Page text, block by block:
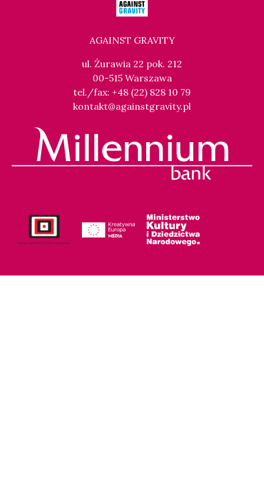
AGAINST GRAVITY
ul. Żurawia 22 pok. 212
00-515 Warszawa
tel./fax: +48 (22) 828 10 79
kontakt@againstgravity.pl